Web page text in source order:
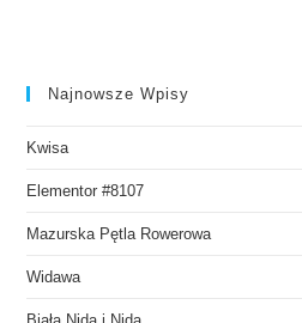
Najnowsze Wpisy
Kwisa
Elementor #8107
Mazurska Pętla Rowerowa
Widawa